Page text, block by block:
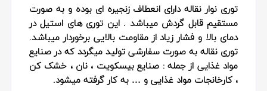
توری نوار نقاله دارای انعطاف زنجیره ای بوده و به صورت
مستقیم قابل گردش میباشد . این توری های استیل در
دمای بالا و فشار زیاد از مقاومت بالایی برخوردار میباشد.
توری نقاله به صورت سفارشی تولید میگردد که در صنایع
مواد غذایی از جمله : صنایع بیسکویت ، نان ، خشک کن
، کارخانجات مواد غذایی و … به کار گرفته میشود.